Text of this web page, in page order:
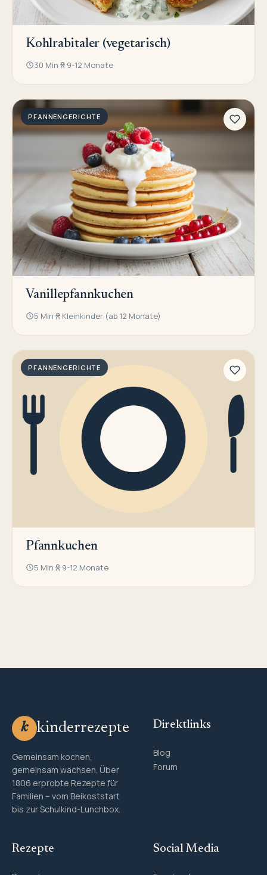
Kohlrabitaler (vegetarisch)
30 Min 9-12 Monate
PFANNENGERICHTE
Vanillepfannkuchen
5 Min Kleinkinder (ab 12 Monate)
PFANNENGERICHTE
Pfannkuchen
5 Min 9-12 Monate
k kinderrezepte
Gemeinsam kochen,
gemeinsam wachsen. Über
1806 erprobte Rezepte für
Familien – vom Beikoststart
bis zur Schulkind-Lunchbox.
Direktlinks
Blog
Forum
Rezepte Social Media